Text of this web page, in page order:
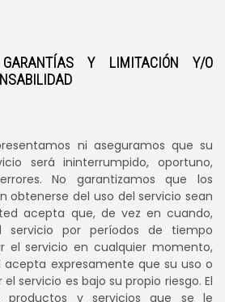
Y LIMITACIÓN Y/O
ni aseguramos que su
será ininterrumpido, oportuno,
No garantizamos que los
obtenerse del uso del servicio sean
acepta que, de vez en cuando,
servicio por períodos de tiempo
el servicio en cualquier momento,
acepta expresamente que su uso o
servicio es bajo su propio riesgo. El
productos y servicios que se le